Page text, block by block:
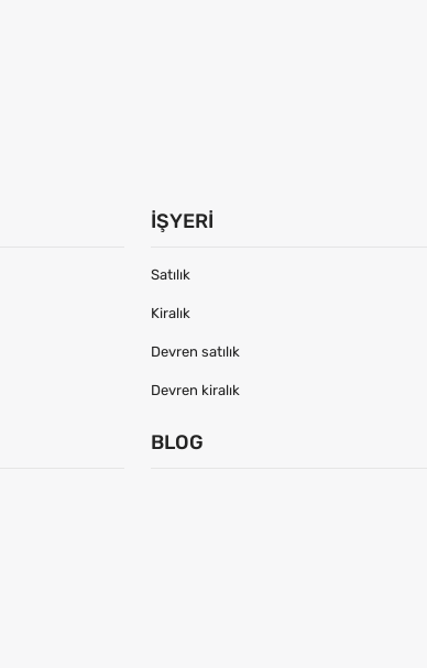
İŞYERI
Satılık
Kiralık
Devren satılık
Devren kiralık
BLOG